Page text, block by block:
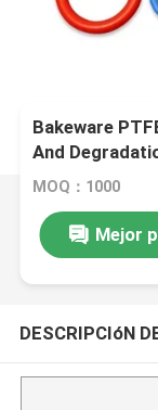
Bakeware
And
MOQ：1000
Mejor
DESCRIPCIóN